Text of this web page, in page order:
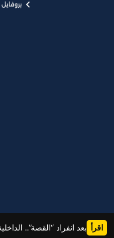
بروفايل
@ جميع الحقوق محفوظة، موقع القصة 2025، تم التطوير بواسطة: Karim Saad
اقرأ